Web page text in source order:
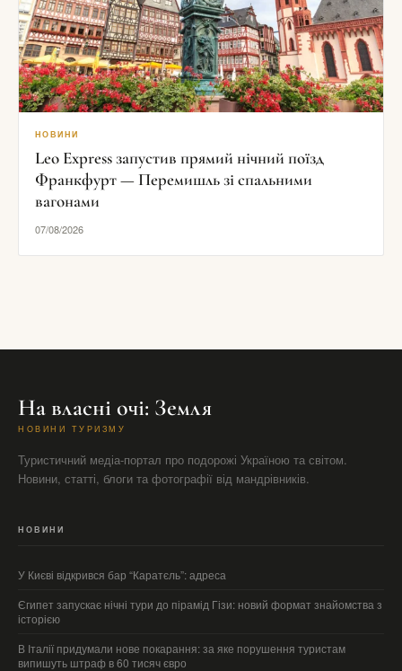
НОВИНИ
Leo Express запустив прямий нічний поїзд
Франкфурт — Перемишль зі спальними
вагонами
07/08/2026
На власні очі: Земля
НОВИНИ ТУРИЗМУ
Туристичний медіа-портал про подорожі Україною та світом.
Новини, статті, блоги та фотографії від мандрівників.
НОВИНИ
У Києві відкрився бар “Каратєль”: адреса
Єгипет запускає нічні тури до пірамід Гізи: новий формат знайомства з
історією
В Італії придумали нове покарання: за яке порушення туристам
випишуть штраф в 60 тисяч євро